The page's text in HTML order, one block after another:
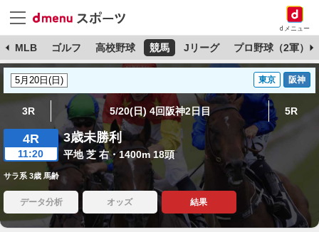
dメニュー
MLB ゴルフ 高校野球 競馬 Jリーグ プロ野球（2軍）
東京 阪神
3R 5/20(日) 4回阪神2日目 5R
4R
11:20
3歳未勝利
平地 芝 右・1400m 18頭
サラ系 3歳 馬齢
データ分析 オッズ 結果